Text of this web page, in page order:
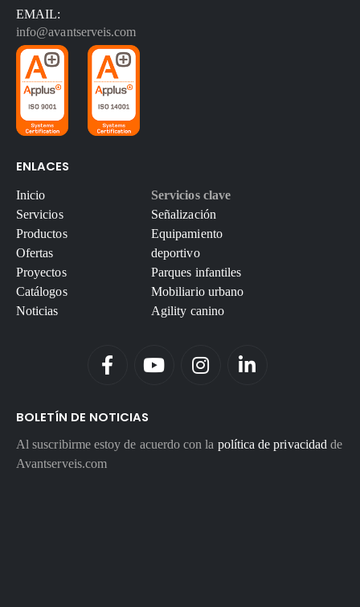
EMAIL:
info@avantserveis.com
ENLACES
Inicio
Servicios
Productos
Ofertas
Proyectos
Catálogos
Noticias
Servicios clave
Señalización
Equipamiento
deportivo
Parques infantiles
Mobiliario urbano
Agility canino
BOLETÍN DE NOTICIAS
Al suscribirme estoy de acuerdo con la política de privacidad de
Avantserveis.com